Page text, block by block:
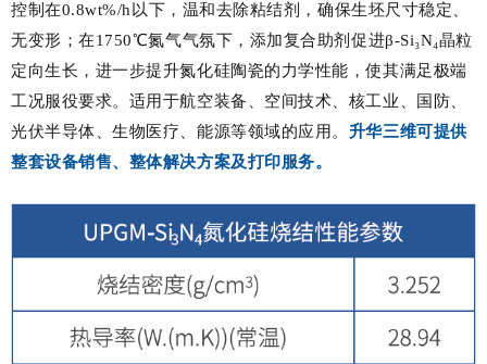
控制在0.8wt%/h以下，温和去除粘结剂，确保生坯尺寸稳定、
无变形；在1750℃氮气气氛下，添加复合助剂促进β-Si₃N₄晶粒
定向生长，进一步提升氮化硅陶瓷的力学性能，使其满足极端
工况服役要求。适用于航空装备、空间技术、核工业、国防、
光伏半导体、生物医疗、能源等领域的应用。 升华三维可提供
整套设备销售、整体解决方案及打印服务。